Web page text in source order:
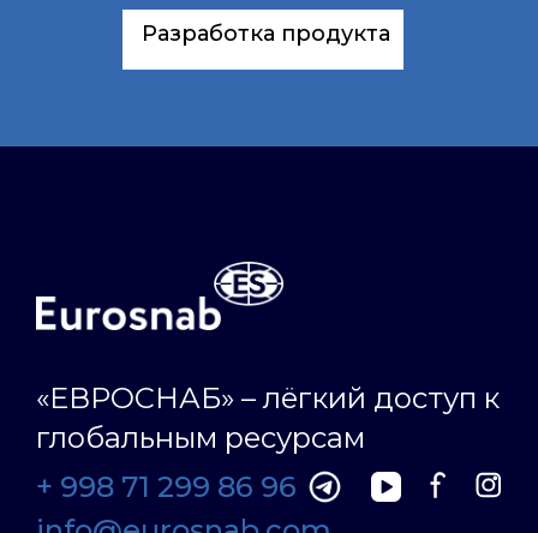
Разработка продукта
«ЕВРОСНАБ» – лёгкий доступ к
глобальным ресурсам
+ 998 71 299 86 96